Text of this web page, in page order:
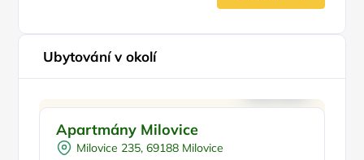
Ubytování v okolí
Venkovní bazén
Pro skupiny
Apartmány Milovice
Milovice 235, 69188 Milovice